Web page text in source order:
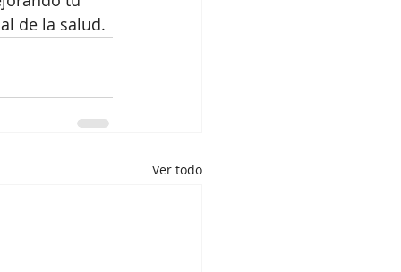
de la salud.
Ver todo